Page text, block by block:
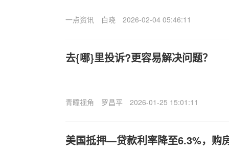
一点资讯 白晓 2026-02-04 05:46:11
去{哪}里投诉?更容易解决问题？
青瞳视角 罗昌平 2026-01-25 15:01:11
美国抵押—贷款利率降至6.3%，购